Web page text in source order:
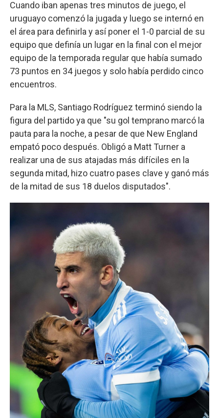
Cuando iban apenas tres minutos de juego, el
uruguayo comenzó la jugada y luego se internó en
el área para definirla y así poner el 1-0 parcial de su
equipo que definía un lugar en la final con el mejor
equipo de la temporada regular que había sumado
73 puntos en 34 juegos y solo había perdido cinco
encuentros.
Para la MLS, Santiago Rodríguez terminó siendo la
figura del partido ya que "su gol temprano marcó la
pauta para la noche, a pesar de que New England
empató poco después. Obligó a Matt Turner a
realizar una de sus atajadas más difíciles en la
segunda mitad, hizo cuatro pases clave y ganó más
de la mitad de sus 18 duelos disputados".